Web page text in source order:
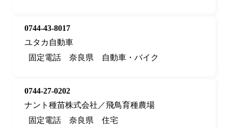
0744-43-8017
ユタカ自動車
固定電話
奈良県 自動車・バイク
0744-27-0202
ナント種苗株式会社／飛鳥育種農場
固定電話
奈良県 住宅